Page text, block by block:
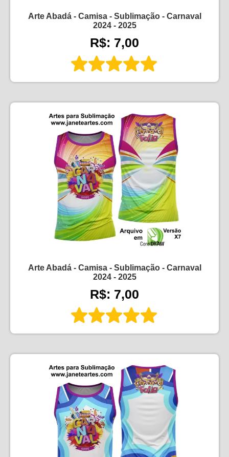
Arte Abadá - Camisa - Sublimação - Carnaval
2024 - 2025
R$: 7,00
Arte Abadá - Camisa - Sublimação - Carnaval
2024 - 2025
R$: 7,00